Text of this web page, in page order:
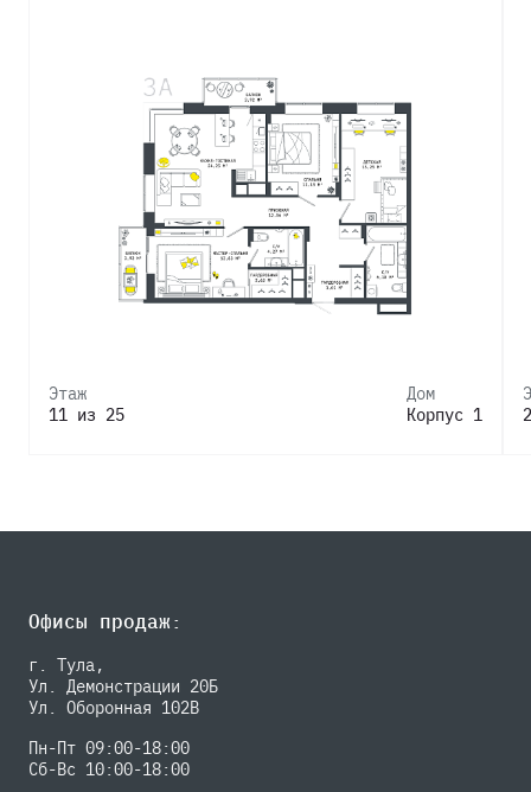
Этаж
11 из 25
Дом
Корпус 1
Офисы продаж:
г. Тула,
Ул. Демонстрации 20Б
Ул. Оборонная 102В
Пн-Пт 09:00-18:00
Сб-Вс 10:00-18:00